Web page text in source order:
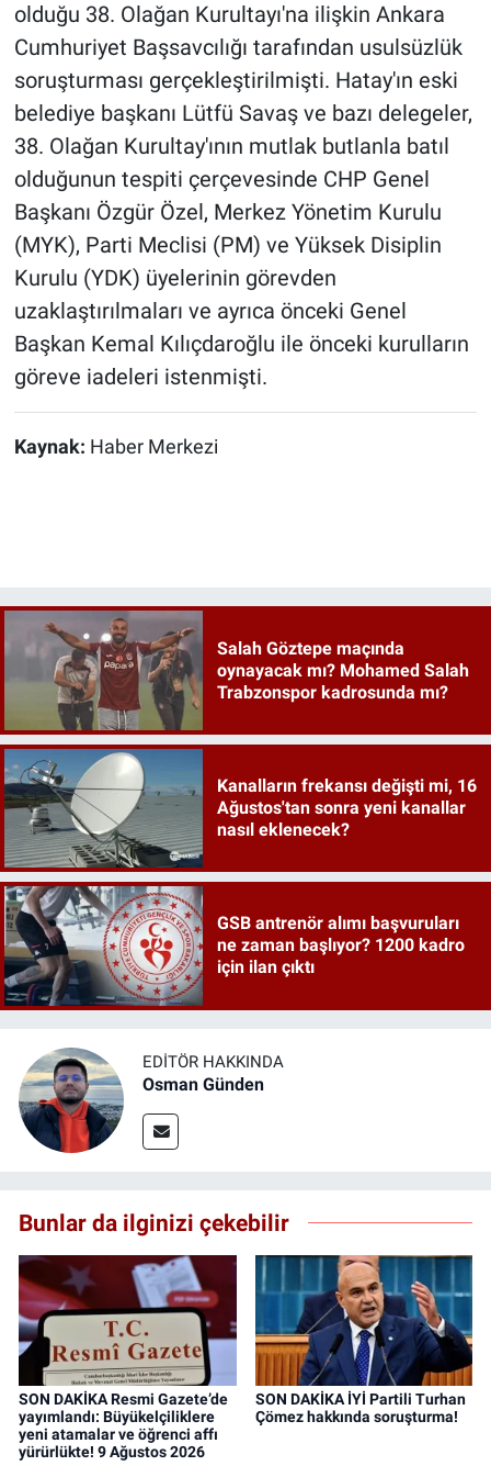
olduğu 38. Olağan Kurultayı'na ilişkin Ankara
Cumhuriyet Başsavcılığı tarafından usulsüzlük
soruşturması gerçekleştirilmişti. Hatay'ın eski
belediye başkanı Lütfü Savaş ve bazı delegeler,
38. Olağan Kurultay'ının mutlak butlanla batıl
olduğunun tespiti çerçevesinde CHP Genel
Başkanı Özgür Özel, Merkez Yönetim Kurulu
(MYK), Parti Meclisi (PM) ve Yüksek Disiplin
Kurulu (YDK) üyelerinin görevden
uzaklaştırılmaları ve ayrıca önceki Genel
Başkan Kemal Kılıçdaroğlu ile önceki kurulların
göreve iadeleri istenmişti.
Kaynak: Haber Merkezi
Salah Göztepe maçında
oynayacak mı? Mohamed Salah
Trabzonspor kadrosunda mı?
Kanalların frekansı değişti mi, 16
Ağustos'tan sonra yeni kanallar
nasıl eklenecek?
GSB antrenör alımı başvuruları
ne zaman başlıyor? 1200 kadro
için ilan çıktı
EDITÖR HAKKINDA
Osman Günden
Bunlar da ilginizi çekebilir
SON DAKİKA Resmi Gazete’de
yayımlandı: Büyükelçiliklere
yeni atamalar ve öğrenci affı
yürürlükte! 9 Ağustos 2026
SON DAKİKA İYİ Partili Turhan
Çömez hakkında soruşturma!